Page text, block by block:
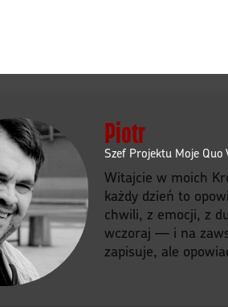
Piotr
Szef Projektu Moje Quo
Witajcie w moich
każdy dzień to
chwili, z emocji, z
wczoraj — i na
zapisuje, ale